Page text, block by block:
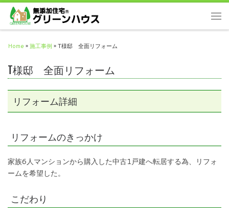
Home »施工事例 »T様邸 全面リフォーム
T様邸 全面リフォーム
リフォーム詳細
リフォームのきっかけ
家族6人マンションから購入した中古1戸建へ転居する為、リフォ
ームを希望した。
こだわり